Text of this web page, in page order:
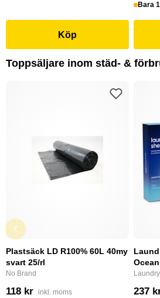
Köp
Bara
Toppsäljare inom städ- &
Plastsäck LD R100% 60L 40my
svart 25/rl
No Brand
118 kr inkl. moms 237